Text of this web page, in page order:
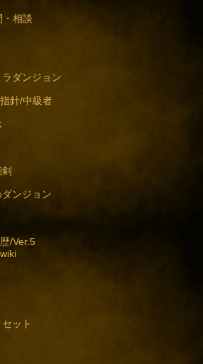
・相談
ダンジョン
針/中級者
ンジョン
/Ver.5
ット